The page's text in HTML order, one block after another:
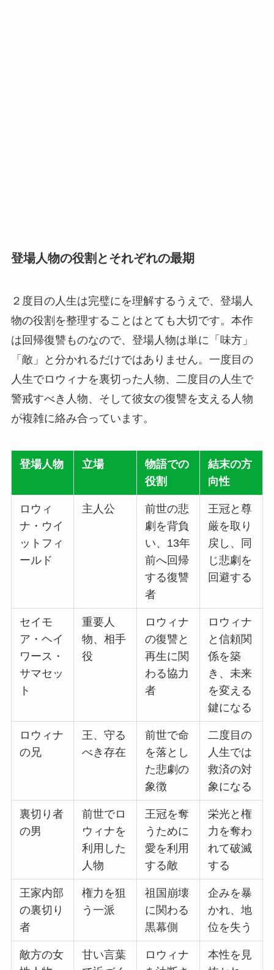
登場人物の役割とそれぞれの最期
２度目の人生は完璧にを理解するうえで、登場人
物の役割を整理することはとても大切です。本作
は回帰復讐ものなので、登場人物は単に「味方」
「敵」と分かれるだけではありません。一度目の
人生でロウィナを裏切った人物、二度目の人生で
警戒すべき人物、そして彼女の復讐を支える人物
が複雑に絡み合っています。
登場人物 立場
物語での
役割
結末の方
向性
ロウィ
ナ・ウイ
ットフィ
ールド
主人公
前世の悲
劇を背負
い、13年
前へ回帰
する復讐
者
王冠と尊
厳を取り
戻し、同
じ悲劇を
回避する
セイモ
ア・ヘイ
ワース・
サマセッ
ト
重要人
物、相手
役
ロウィナ
の復讐と
再生に関
わる協力
者
ロウィナ
と信頼関
係を築
き、未来
を変える
鍵になる
ロウィナ
の兄
王、守る
べき存在
前世で命
を落とし
た悲劇の
象徴
二度目の
人生では
救済の対
象になる
裏切り者
の男
前世でロ
ウィナを
利用した
人物
王冠を奪
うために
愛を利用
する敵
栄光と権
力を奪わ
れて破滅
する
王家内部
の裏切り
者
権力を狙
う一派
祖国崩壊
に関わる
黒幕側
企みを暴
かれ、地
位を失う
敵方の女
甘い言葉
ロウィナ
本性を見